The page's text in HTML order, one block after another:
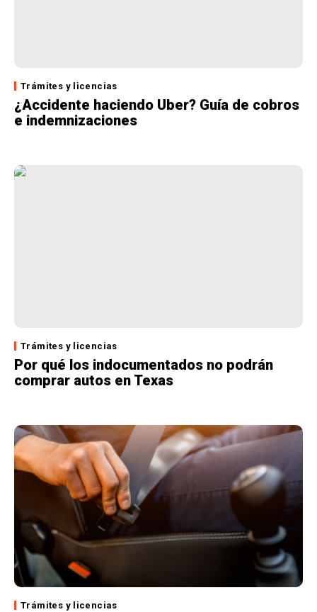
Trámites y licencias
¿Accidente haciendo Uber? Guía de cobros
e indemnizaciones
Trámites y licencias
Por qué los indocumentados no podrán
comprar autos en Texas
Trámites y licencias